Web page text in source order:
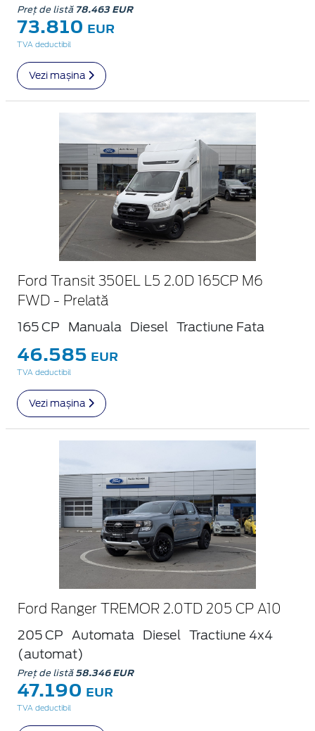
Preț de listă 78.463 EUR
73.810 EUR
TVA deductibil
Vezi mașina
Ford Transit 350EL L5 2.0D 165CP M6
FWD - Prelată
165 CP Manuala Diesel Tractiune Fata
46.585 EUR
TVA deductibil
Vezi mașina
Ford Ranger TREMOR 2.0TD 205 CP A10
205 CP Automata Diesel
Tractiune 4x4
(automat)
Preț de listă58.346 EUR
47.190 EUR
TVA deductibil